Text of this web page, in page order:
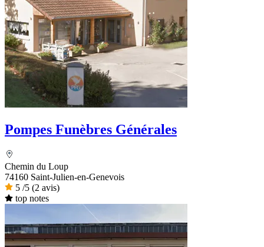
Pompes Funèbres Générales
Chemin du Loup
74160 Saint-Julien-en-Genevois
5 /5 (2 avis)
top notes